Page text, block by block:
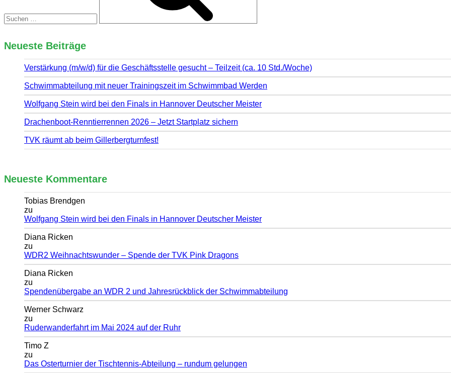
Neueste Beiträge
Verstärkung (m/w/d) für die Geschäftsstelle gesucht – Teilzeit (ca. 10 Std./Woche)
Schwimmabteilung mit neuer Trainingszeit im Schwimmbad Werden
Wolfgang Stein wird bei den Finals in Hannover Deutscher Meister
Drachenboot-Renntierrennen 2026 – Jetzt Startplatz sichern
TVK räumt ab beim Gillerbergturnfest!
Neueste Kommentare
Tobias Brendgen
zu
Wolfgang Stein wird bei den Finals in Hannover Deutscher Meister
Diana Ricken
zu
WDR2 Weihnachtswunder – Spende der TVK Pink Dragons
Diana Ricken
zu
Spendenübergabe an WDR 2 und Jahresrückblick der Schwimmabteilung
Werner Schwarz
zu
Ruderwanderfahrt im Mai 2024 auf der Ruhr
Timo Z
zu
Das Osterturnier der Tischtennis-Abteilung – rundum gelungen